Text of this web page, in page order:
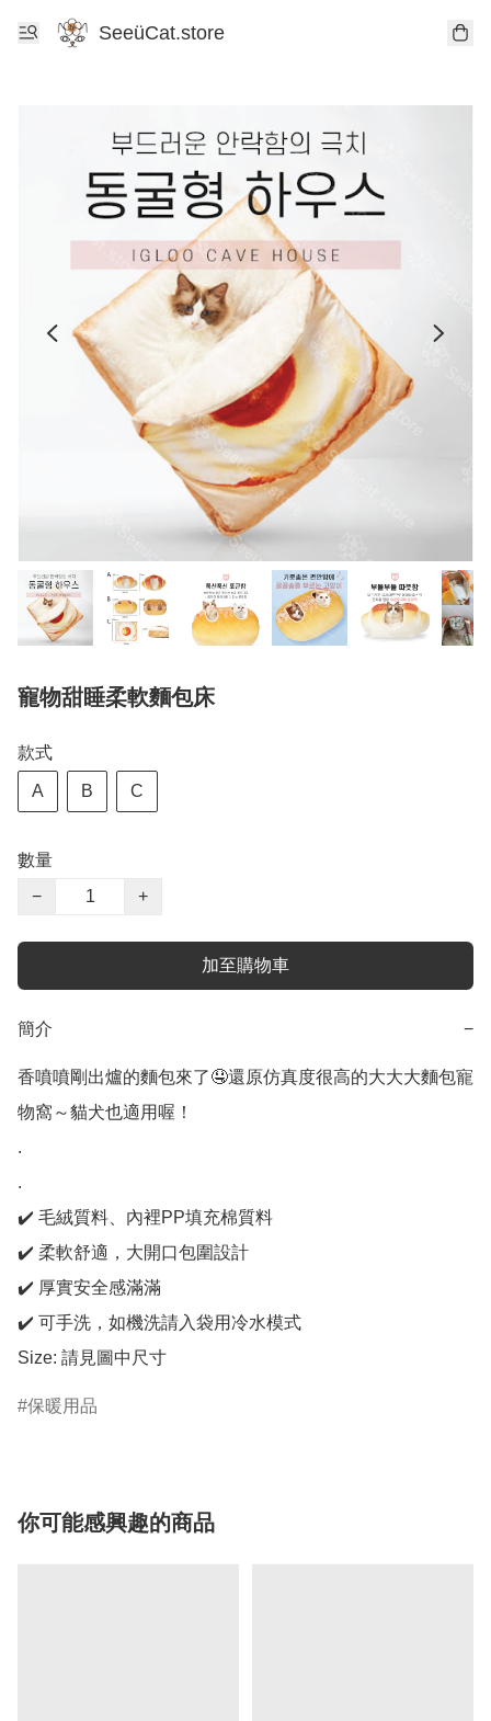
SeeüCat.store
寵物甜睡柔軟麵包床
款式
A B C
數量
−
+
加至購物車
簡介 −
香噴噴剛出爐的麵包來了🤤還原仿真度很高的大大大麵包寵
物窩～貓犬也適用喔！
.
.
✔️ 毛絨質料、內裡PP填充棉質料
✔️ 柔軟舒適，大開口包圍設計
✔️ 厚實安全感滿滿
✔️ 可手洗，如機洗請入袋用冷水模式
Size: 請見圖中尺寸
保暖用品
你可能感興趣的商品